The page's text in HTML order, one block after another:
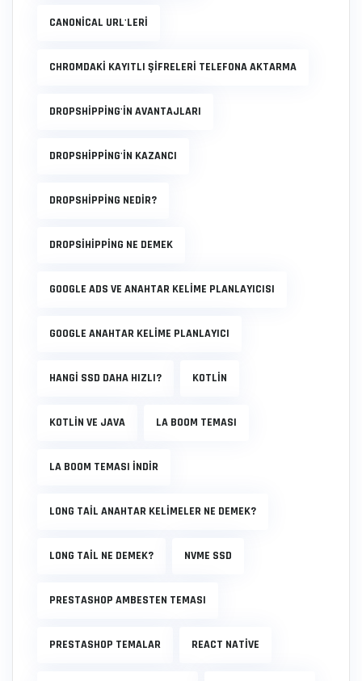
CANONICAL URL'LERI
CHROMDAKI KAYITLI ŞIFRELERI TELEFONA AKTARMA
DROPSHIPPING'IN AVANTAJLARI
DROPSHIPPING'IN KAZANCI
DROPSHIPPING NEDIR?
DROPSIHIPPING NE DEMEK
GOOGLE ADS VE ANAHTAR KELIME PLANLAYICISI
GOOGLE ANAHTAR KELIME PLANLAYICI
HANGI SSD DAHA HIZLI? KOTLIN
KOTLIN VE JAVA LA BOOM TEMASI
LA BOOM TEMASI INDIR
LONG TAIL ANAHTAR KELIMELER NE DEMEK?
LONG TAIL NE DEMEK? NVME SSD
PRESTASHOP AMBESTEN TEMASI
PRESTASHOP TEMALAR REACT NATIVE